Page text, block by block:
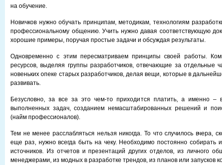
на обучение.
Новичков нужно обучать принципам, методикам, технологиям
профессиональному общению. Учить нужно давая соответствующую
хорошие примеры, поручая простые задачи и обсуждая результаты.
Одновременно с этим пересматриваем принципы своей работы.
ресурсов, выделяя группы разработчиков, отвечающие за отдельные
новеньких опеке старых разработчиков, делая вещи, которые в
развивать.
Безусловно, за все за это чем-то приходится платить, а именно –
выполненных задач, созданием немасштабированных решений и
(найм профессионалов).
Тем не менее расслабляться нельзя никогда. То что случилось вчера,
еще раз, нужно всегда быть на чеку. Необходимо постоянно
источников. Из отчетов и презентаций других отделов, из личного
менеджерами, из модных в разработке трендов, из планов или запусков